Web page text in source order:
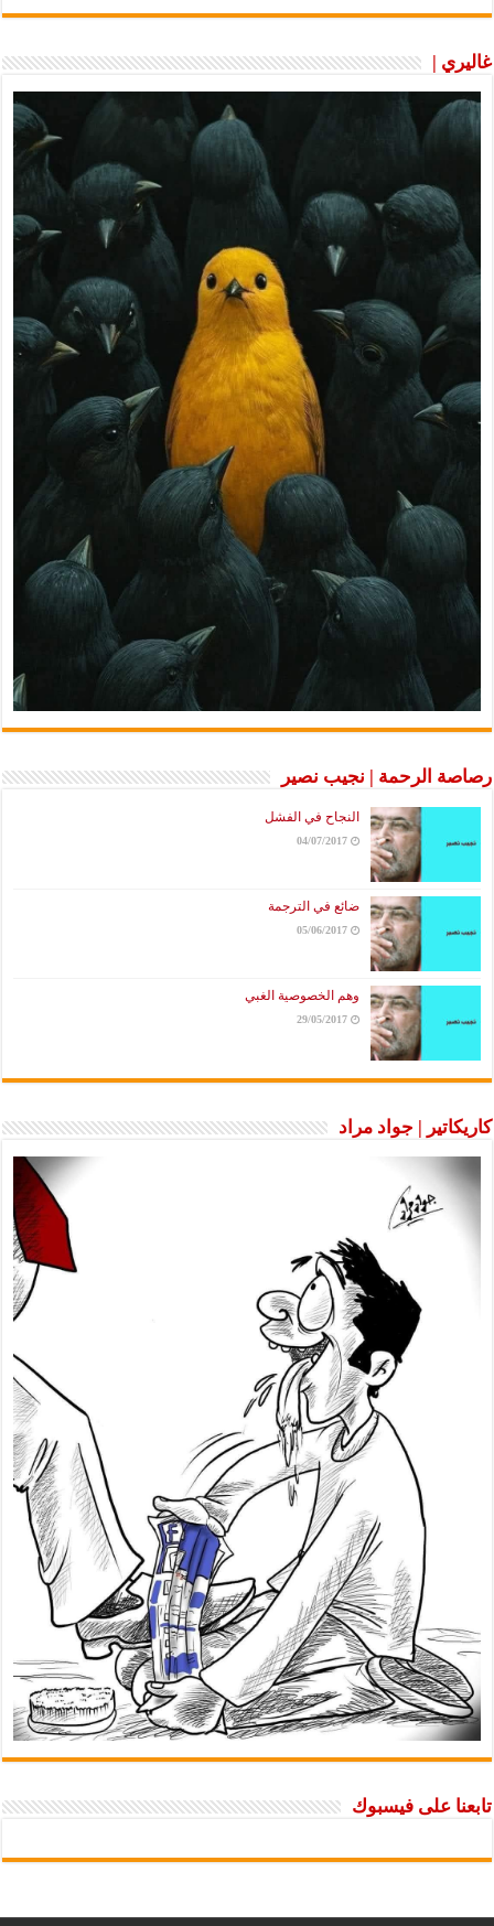
غاليري |
رصاصة الرحمة | نجيب نصير
النجاح في الفشل
04/07/2017
ضائع في الترجمة
05/06/2017
وهم الخصوصية الغبي
29/05/2017
كاريكاتير | جواد مراد
تابعنا على فيسبوك